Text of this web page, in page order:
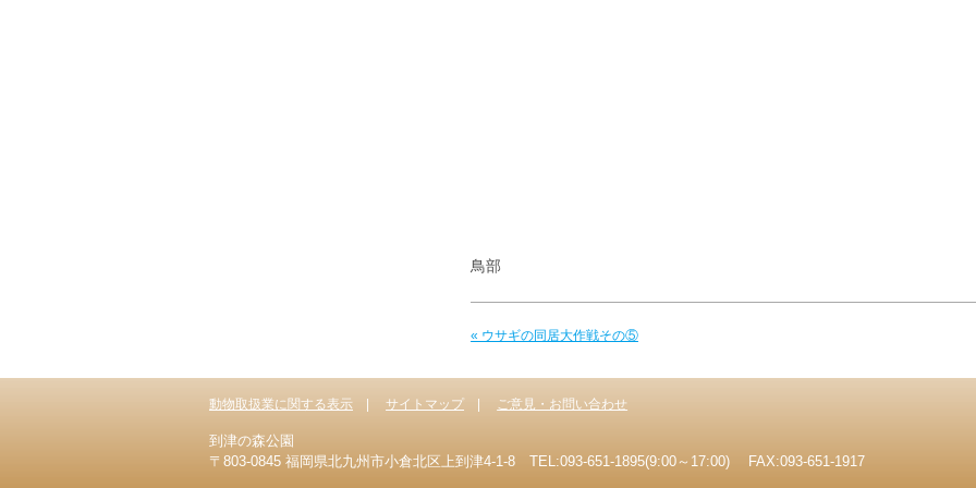
鳥部
« ウサギの同居大作戦その⑤
動物取扱業に関する表示 サイトマップ ご意見・お問い合わせ
到津の森公園
〒803-0845 福岡県北九州市小倉北区上到津4-1-8 TEL:093-651-1895(9:00～17:00) FAX:093-651-1917